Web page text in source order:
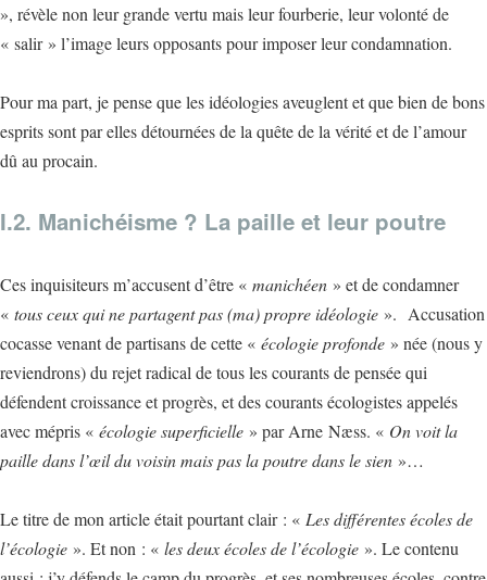
», révèle non leur grande vertu mais leur fourberie, leur volonté de
« salir » l’image leurs opposants pour imposer leur condamnation.
Pour ma part, je pense que les idéologies aveuglent et que bien de bons
esprits sont par elles détournées de la quête de la vérité et de l’amour
dû au procain.
I.2. Manichéisme ? La paille et leur poutre
Ces inquisiteurs m’accusent d’être « manichéen » et de condamner
« tous ceux qui ne partagent pas (ma) propre idéologie ». Accusation
cocasse venant de partisans de cette « écologie profonde » née (nous y
reviendrons) du rejet radical de tous les courants de pensée qui
défendent croissance et progrès, et des courants écologistes appelés
avec mépris « écologie superficielle » par Arne Næss. « On voit la
paille dans l’œil du voisin mais pas la poutre dans le sien »…
Le titre de mon article était pourtant clair : « Les différentes écoles de
l’écologie ». Et non : « les deux écoles de l’écologie ». Le contenu